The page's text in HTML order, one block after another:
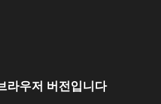
라우저 버전입니다